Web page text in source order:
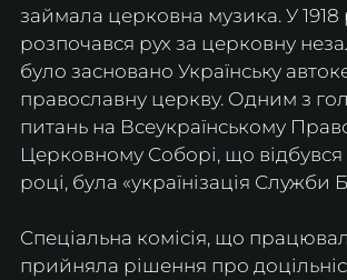
займала церковна музика. У 1918
розпочався рух за церковну
було засновано Українську
православну церкву. Одним з
питань на Всеукраїнському
Церковному Соборі, що відбувся
році, була «українізація Служби
Спеціальна комісія, що працювала
прийняла рішення про